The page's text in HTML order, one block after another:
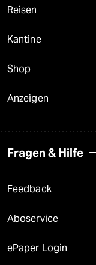
Reisen
Kantine
Shop
Anzeigen
Fragen & Hilfe
Feedback
Aboservice
ePaper Login